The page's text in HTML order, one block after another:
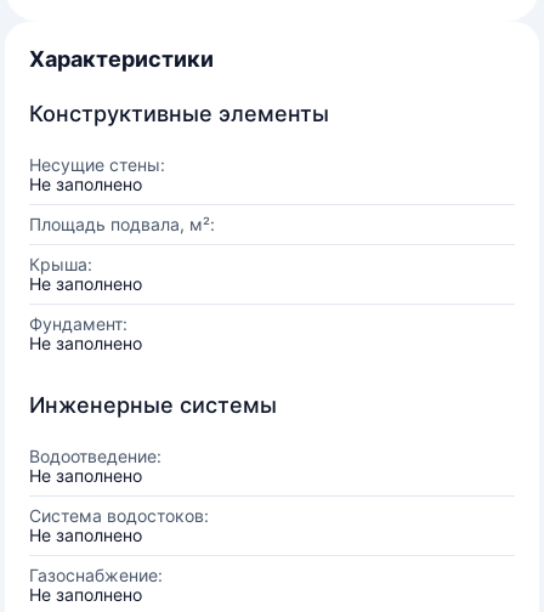
Характеристики
Конструктивные элементы
Несущие стены:
Не заполнено
Площадь подвала, м²:
Крыша:
Не заполнено
Фундамент:
Не заполнено
Инженерные системы
Водоотведение:
Не заполнено
Система водостоков:
Не заполнено
Газоснабжение:
Не заполнено